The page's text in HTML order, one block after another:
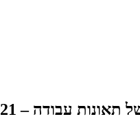
עבודה – 2021